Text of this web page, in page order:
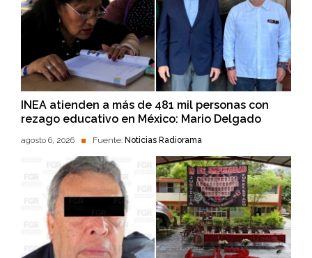
INEA atienden a más de 481 mil personas con
rezago educativo en México: Mario Delgado
agosto 6, 2026 Fuente: Noticias Radiorama